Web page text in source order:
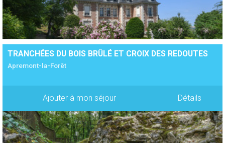
TRANCHÉES DU BOIS BRÛLÉ ET CROIX DES REDOUTES
Apremont-la-Forêt
Ajouter à mon séjour Détails